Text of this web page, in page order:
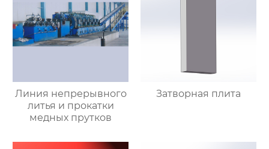
Линия непрерывного
литья и прокатки
медных прутков
Затворная плита